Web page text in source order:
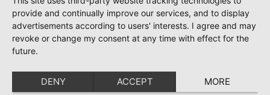
provide and continually improve our services, and to display
advertisements according to users' interests. I agree and may
revoke or change my consent at any time with effect for the
future.
DENY ACCEPT MORE